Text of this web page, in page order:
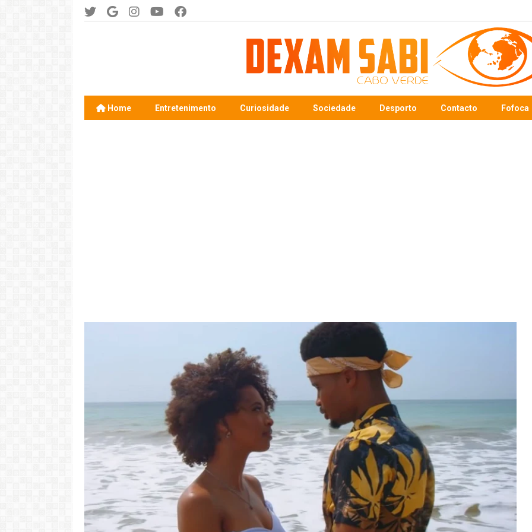
Home Entretenimento Curiosidade Sociedade Desporto Contacto Fofoca
Video: Caboverdiana konta
motivo ki fazel larga
Portugal pa volta pa Cabo
Verde
LER MAIS
"Com 16 anos fui para cama
com o Presidente "
LER MAIS